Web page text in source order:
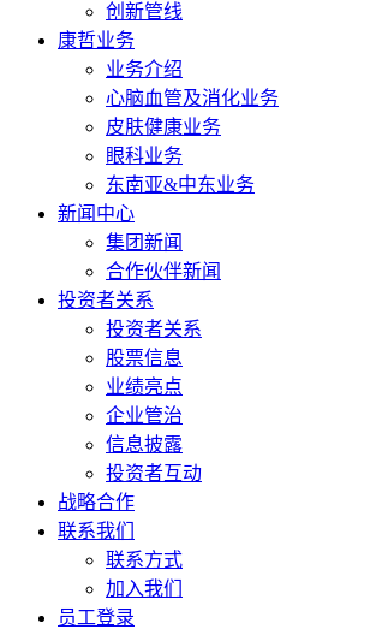
创新管线
康哲业务
业务介绍
心脑血管及消化业务
皮肤健康业务
眼科业务
东南亚&中东业务
新闻中心
集团新闻
合作伙伴新闻
投资者关系
投资者关系
股票信息
业绩亮点
企业管治
信息披露
投资者互动
战略合作
联系我们
联系方式
加入我们
员工登录